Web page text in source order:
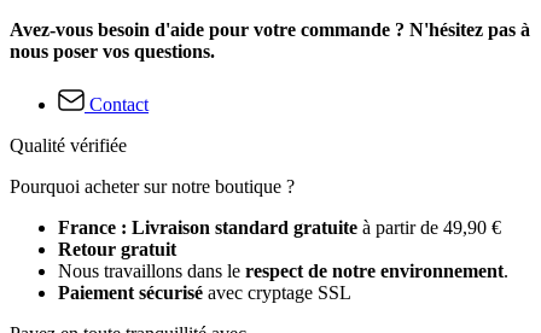
Avez-vous besoin d'aide pour votre commande ? N'hésitez pas à
nous poser vos questions.
Contact
Qualité vérifiée
Pourquoi acheter sur notre boutique ?
France : Livraison standard gratuite à partir de 49,90 €
Retour gratuit
Nous travaillons dans le respect de notre environnement.
Paiement sécurisé avec cryptage SSL